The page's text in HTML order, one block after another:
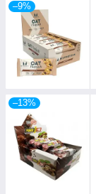
–9%
–13%